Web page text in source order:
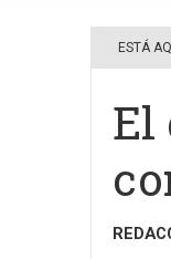
ESTÁ
El